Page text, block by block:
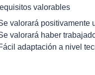
valorables
valorará positivamente
valorará haber
adaptación a nivel